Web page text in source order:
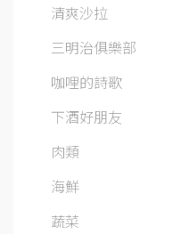
清爽沙拉
三明治俱樂部
咖哩的詩歌
下酒好朋友
肉類
海鮮
蔬菜